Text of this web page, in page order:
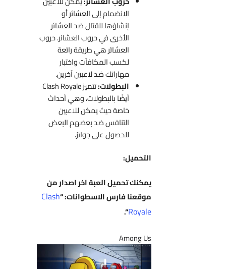
الانضمام إلى العشائر أو
إنشاؤها للقتال ضد العشائر
الأخرى في حروب العشائر. حروب
العشائر هي طريقة رائعة
لكسب المكافآت واختبار
مهاراتك ضد لاعبين آخرين.
البطولات:
تتميز Clash Royale
أيضًا بالبطولات، وهي أحداث
خاصة حيث يمكن للاعبين
التنافس ضد بعضهم البعض
للحصول على جوائز.
التحميل:
يمكنك تحميل العبة اخر اصدار من
موقعنا فارس الاسطوانات: “Clash
Royale
“.
Among Us